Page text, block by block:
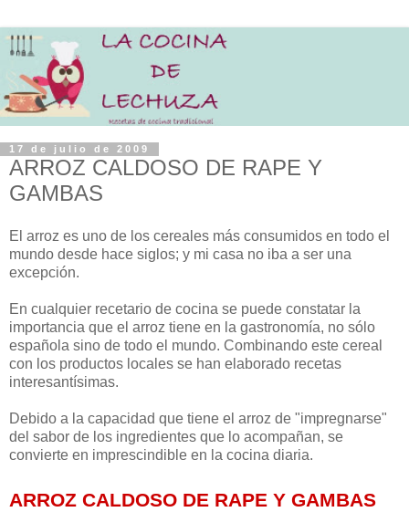
17 de julio de 2009
ARROZ CALDOSO DE RAPE Y
GAMBAS
El arroz es uno de los cereales más consumidos en todo el
mundo desde hace siglos; y mi casa no iba a ser una
excepción.
En cualquier recetario de cocina se puede constatar la
importancia que el arroz tiene en la gastronomía, no sólo
española sino de todo el mundo. Combinando este cereal
con los productos locales se han elaborado recetas
interesantísimas.
Debido a la capacidad que tiene el arroz de "impregnarse"
del sabor de los ingredientes que lo acompañan, se
convierte en imprescindible en la cocina diaria.
ARROZ CALDOSO DE RAPE Y GAMBAS